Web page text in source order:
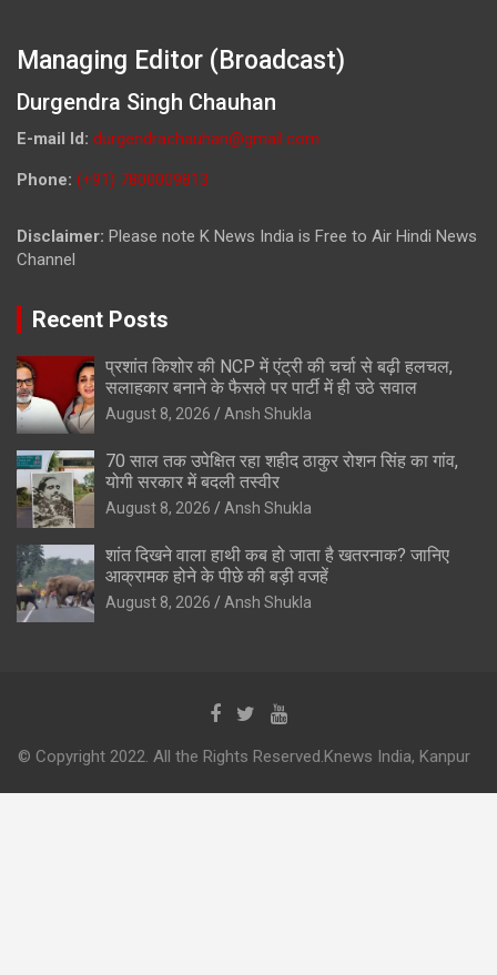
Managing Editor (Broadcast)
Durgendra Singh Chauhan
E-mail Id: durgendrachauhan@gmail.com
Phone: (+91) 7800009813
Disclaimer: Please note K News India is Free to Air Hindi News
Channel
Recent Posts
प्रशांत किशोर की NCP में एंट्री की चर्चा से बढ़ी हलचल,
सलाहकार बनाने के फैसले पर पार्टी में ही उठे सवाल
August 8, 2026 Ansh Shukla
70 साल तक उपेक्षित रहा शहीद ठाकुर रोशन सिंह का गांव,
योगी सरकार में बदली तस्वीर
August 8, 2026 Ansh Shukla
शांत दिखने वाला हाथी कब हो जाता है खतरनाक? जानिए
आक्रामक होने के पीछे की बड़ी वजहें
August 8, 2026 Ansh Shukla
© Copyright 2022. All the Rights Reserved.Knews India, Kanpur